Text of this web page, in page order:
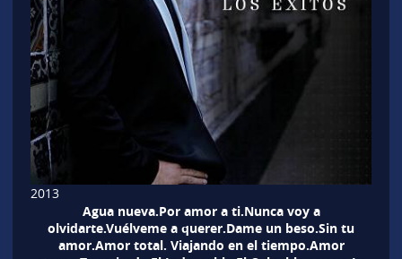
2013
Agua nueva.Por amor a ti.Nunca voy a
olvidarte.Vuélveme a querer.Dame un beso.Sin tu
amor.Amor total. Viajando en el tiempo.Amor